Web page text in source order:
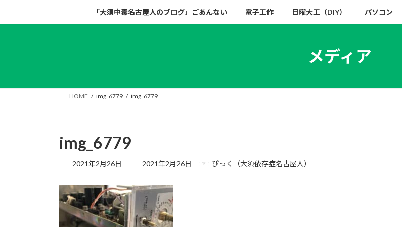
キ
に
「大須中毒名古屋人のブログ」ごあんない 電子工作 日曜大工（DIY） パソコン
メディア
HOME img_6779 img_6779
img_6779
2021年2月26日
最
更
新
日
時
:
2021年2月26日 ぴっく（大須依存症名古屋人）